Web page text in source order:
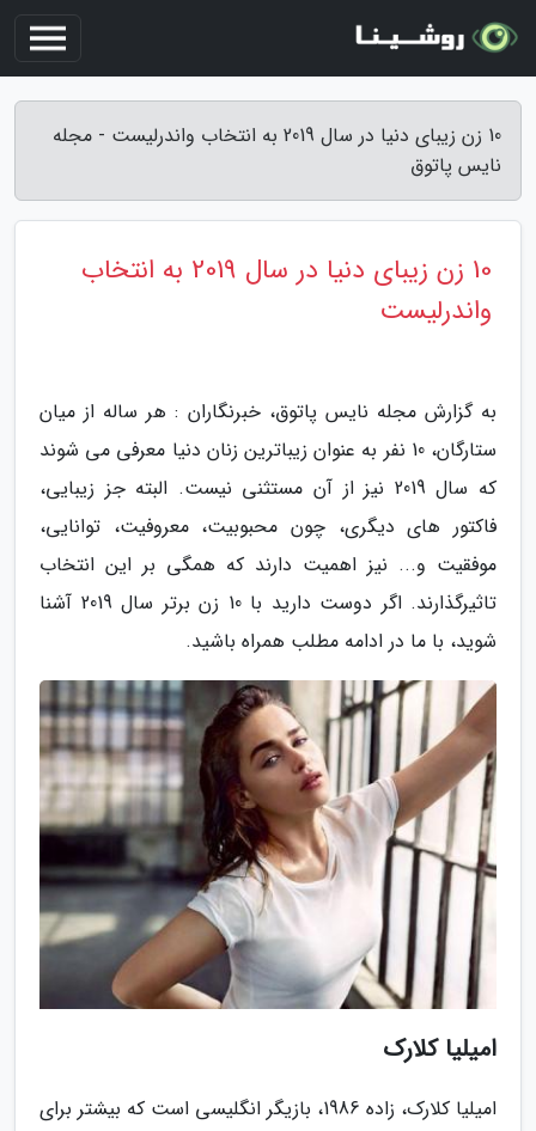
10 زن زیبای دنیا در سال 2019 به انتخاب واندرلیست - مجله
نایس پاتوق
10 زن زیبای دنیا در سال 2019 به انتخاب
واندرلیست
به گزارش مجله نایس پاتوق، خبرنگاران : هر ساله از میان
ستارگان، 10 نفر به عنوان زیباترین زنان دنیا معرفی می شوند
که سال 2019 نیز از آن مستثنی نیست. البته جز زیبایی،
فاکتور های دیگری، چون محبوبیت، معروفیت، توانایی،
موفقیت و... نیز اهمیت دارند که همگی بر این انتخاب
تاثیرگذارند. اگر دوست دارید با 10 زن برتر سال 2019 آشنا
شوید، با ما در ادامه مطلب همراه باشید.
امیلیا کلارک
امیلیا کلارک، زاده 1986، بازیگر انگلیسی است که بیشتر برای